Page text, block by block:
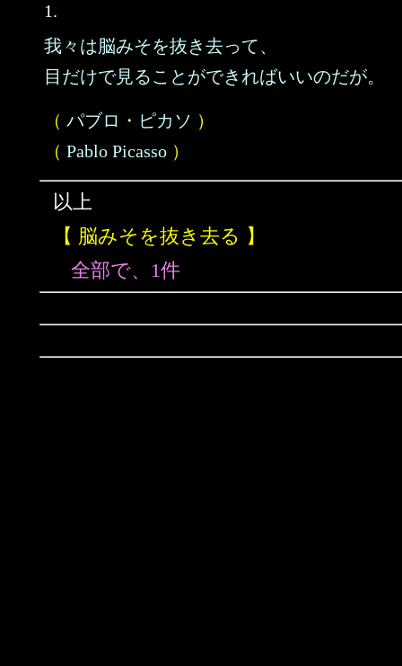
1.
我々は脳みそを抜き去って、
目だけで見ることができればいいのだが。
（ パブロ・ピカソ ）
（ Pablo Picasso ）
以上
【 脳みそを抜き去る 】
全部で、1件